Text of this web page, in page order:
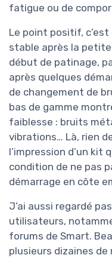
fatigue ou de
Le point positif,
stable après la petite
début de patinage,
après quelques
de changement de
bas de gamme
faiblesse : bruits
vibrations… Là, rien
l’impression d’un kit
condition de ne pas
démarrage en côte
J’ai aussi regardé
utilisateurs,
forums de Smart.
plusieurs dizaines